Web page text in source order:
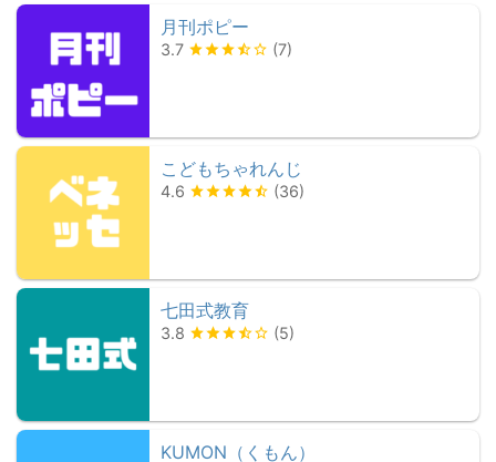
月刊ポピー
3.7 (7)
こどもちゃれんじ
4.6 (36)
七田式教育
3.8 (5)
KUMON（くもん）